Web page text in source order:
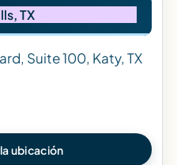
TX
Suite 100, Katy, TX
ubicación